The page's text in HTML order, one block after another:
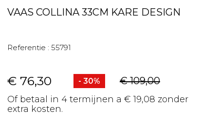
VAAS COLLINA 33CM KARE DESIGN
Referentie : 55791
€ 76,30 - 30% € 109,00
Of betaal in 4 termijnen a € 19,08 zonder
extra kosten.